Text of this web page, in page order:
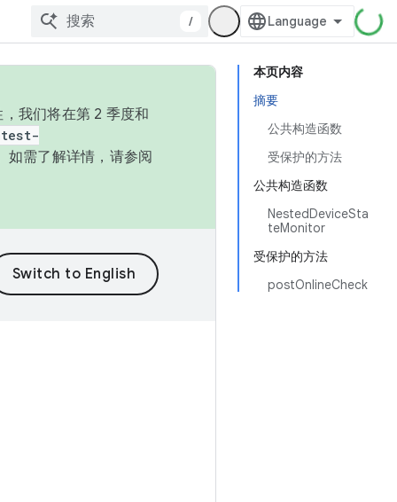
/
本页内容
摘要
公共构造函数
受保护的方法
公共构造函数
NestedDeviceSta
teMonitor
受保护的方法
postOnlineCheck
我们将在第 2 季度和
如需了解详情，请参阅